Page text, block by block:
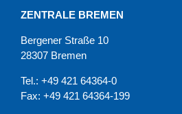
ZENTRALE BREMEN
Bergener Straße 10
28307 Bremen
Tel.: +49 421 64364-0
Fax: +49 421 64364-199